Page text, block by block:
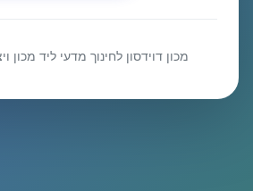
מכון דוידסון לחינוך מדעי ליד מכון